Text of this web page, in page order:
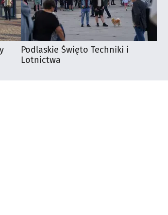
Podlaskie Święto Techniki i
Lotnictwa